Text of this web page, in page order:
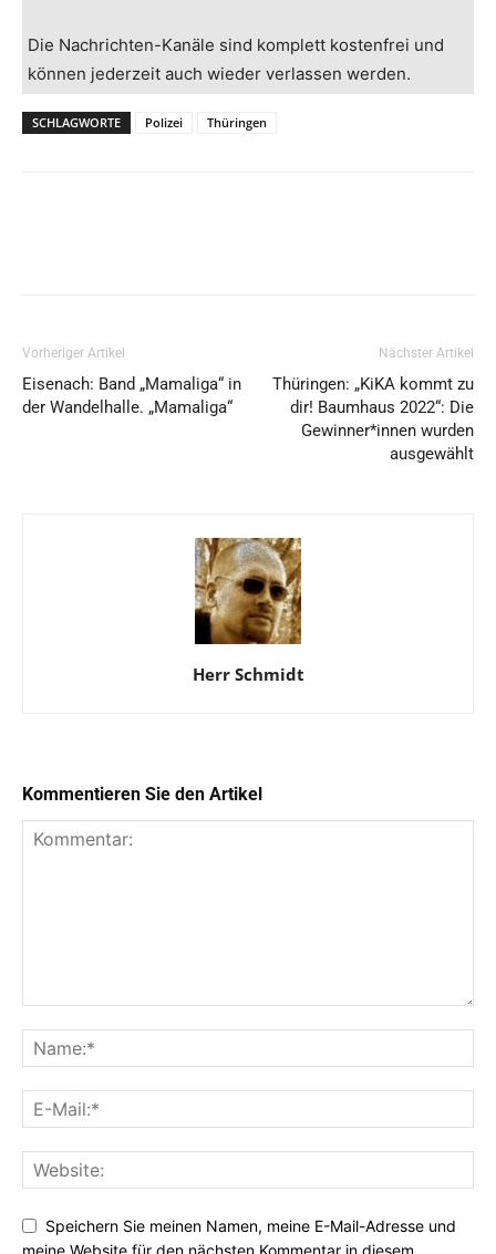
Die Nachrichten-Kanäle sind komplett kostenfrei und
können jederzeit auch wieder verlassen werden.
SCHLAGWORTE Polizei Thüringen
Vorheriger Artikel
Eisenach: Band „Mamaliga“ in
der Wandelhalle. „Mamaliga“
Nächster Artikel
Thüringen: „KiKA kommt zu
dir! Baumhaus 2022“: Die
Gewinner*innen wurden
ausgewählt
Herr Schmidt
Kommentieren Sie den Artikel
Speichern Sie meinen Namen, meine E-Mail-Adresse und